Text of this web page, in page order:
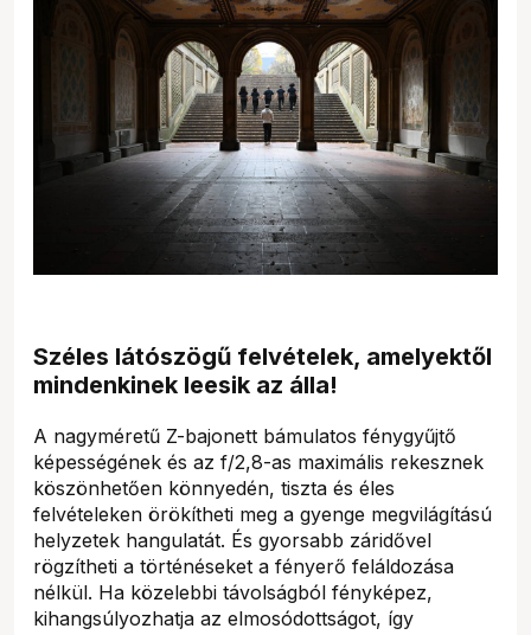
Széles látószögű felvételek, amelyektől
mindenkinek leesik az álla!
A nagyméretű Z-bajonett bámulatos fénygyűjtő
képességének és az f/2,8-as maximális rekesznek
köszönhetően könnyedén, tiszta és éles
felvételeken örökítheti meg a gyenge megvilágítású
helyzetek hangulatát. És gyorsabb záridővel
rögzítheti a történéseket a fényerő feláldozása
nélkül. Ha közelebbi távolságból fényképez,
kihangsúlyozhatja az elmosódottságot, így